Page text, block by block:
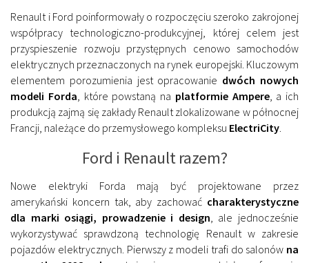
Renault i Ford poinformowały o rozpoczęciu szeroko zakrojonej
współpracy technologiczno-produkcyjnej, której celem jest
przyspieszenie rozwoju przystępnych cenowo samochodów
elektrycznych przeznaczonych na rynek europejski. Kluczowym
elementem porozumienia jest opracowanie dwóch nowych
modeli Forda , które powstaną na platformie Ampere, a ich
produkcją zajmą się zakłady Renault zlokalizowane w północnej
Francji, należące do przemysłowego kompleksu ElectriCity
Ford i Renault razem?
Nowe elektryki Forda mają być projektowane przez
amerykański koncern tak, aby zachować charakterystyczne
dla marki osiągi, prowadzenie i design , ale jednocześnie
wykorzystywać sprawdzoną technologię Renault w zakresie
pojazdów elektrycznych. Pierwszy z modeli trafi do salonów na